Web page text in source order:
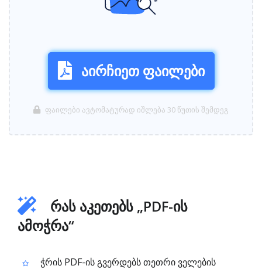
აირჩიეთ ფაილები
ფაილები ავტომატურად იშლება 30 წუთის შემდეგ
რას აკეთებს „PDF-ის
ამოჭრა“
ჭრის PDF-ის გვერდებს თეთრი ველების